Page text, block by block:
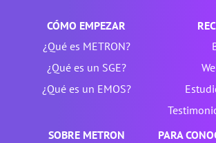
CÓMO EMPEZAR
¿Qué es METRON?
¿Qué es un SGE?
¿Qué es un EMOS?
SOBRE METRON
PARA